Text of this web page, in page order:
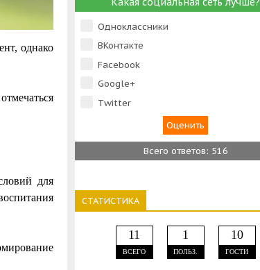
однако
для
Одноклассники
ВКонтакте
Facebook
Google+
Тwitter
Всего ответов: 516
СТАТИСТИКА
11
ВСЕГО
1
ПОЛЬЗ.
10
ГОСТИ